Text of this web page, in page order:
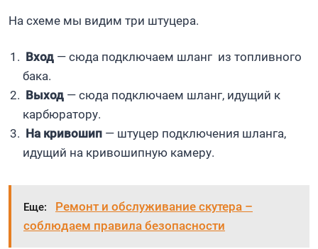
На схеме мы видим три штуцера.
Вход — сюда подключаем шланг из топливного
бака.
Выход — сюда подключаем шланг, идущий к
карбюратору.
На кривошип — штуцер подключения шланга,
идущий на кривошипную камеру.
Еще:
Ремонт и обслуживание скутера –
соблюдаем правила безопасности